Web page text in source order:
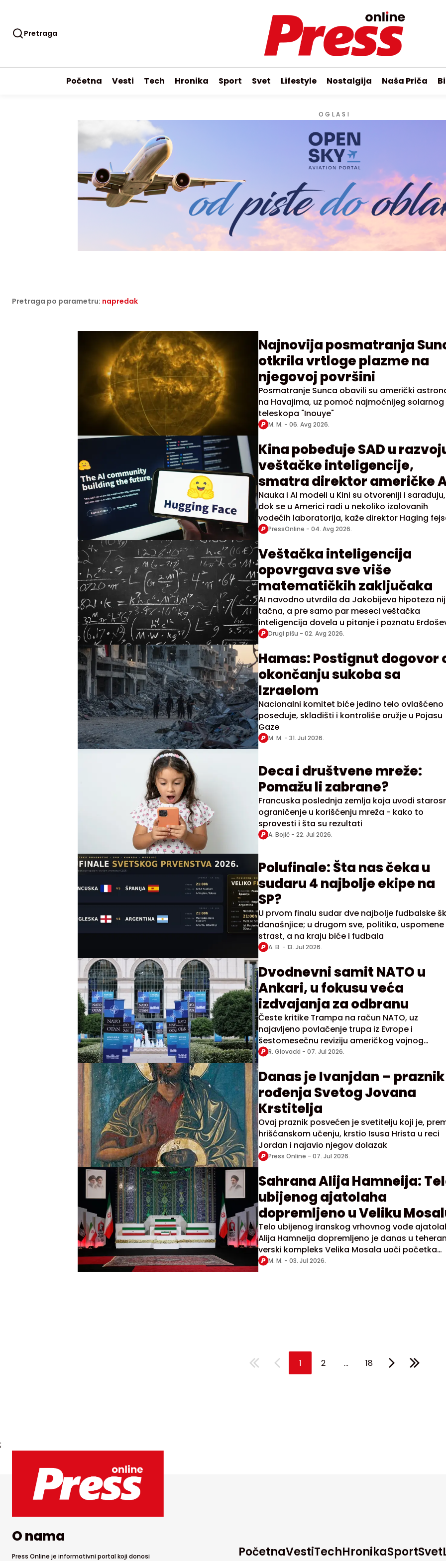
Pretraga
Početna Vesti Tech Hronika Sport Svet Lifestyle Nostalgija Naša Priča
OGLASI
Pretraga po parametru: napredak
Najnovija posmatranja
otkrila vrtloge plazme na
njegovoj površini
Posmatranje Sunca obavili su američki
na Havajima, uz pomoć najmoćnijeg solarnog
teleskopa "Inouye"
M. M. - 06. Avg 2026.
Kina pobeđuje SAD u
veštačke inteligencije,
smatra direktor američke
kompanije
Nauka i AI modeli u Kini su otvoreniji i sarađuju,
dok se u Americi radi u nekoliko izolovanih
vodećih laboratorija, kaže direktor Haging
PressOnline - 04. Avg 2026.
Veštačka inteligencija
opovrgava sve više
matematičkih zaključaka
AI navodno utvrdila da Jakobijeva hipoteza
tačna, a pre samo par meseci veštačka
inteligencija dovela u pitanje i poznatu
hipotezu, obe stare bezmalo 100 godina
Drugi pišu - 02. Avg 2026.
Hamas: Postignut dogovor
okončanju sukoba sa
Izraelom
Nacionalni komitet biće jedino telo ovlašćeno
poseduje, skladišti i kontroliše oružje u Pojasu
Gaze
M. M. - 31. Jul 2026.
Deca i društvene mreže:
Pomažu li zabrane?
Francuska poslednja zemlja koja uvodi
ograničenje u korišćenju mreža - kako to
sprovesti i šta su rezultati
A. Bojić - 22. Jul 2026.
Polufinale: Šta nas čeka u
sudaru 4 najbolje ekipe na
SP?
U prvom finalu sudar dve najbolje fudbalske
današnjice; u drugom sve, politika, uspomene
strast, a na kraju biće i fudbala
A. B. - 13. Jul 2026.
Dvodnevni samit NATO u
Ankari, u fokusu veća
izdvajanja za odbranu
Česte kritike Trampa na račun NATO, uz
najavljeno povlačenje trupa iz Evrope i
šestomesečnu reviziju američkog vojnog
prisustva na kontinentu, doprinele su
R. Glovacki - 07. Jul 2026.
Danas je Ivanjdan – praznik
rođenja Svetog Jovana
Krstitelja
Ovaj praznik posvećen je svetitelju koji je,
hrišćanskom učenju, krstio Isusa Hrista u reci
Jordan i najavio njegov dolazak
Press Online - 07. Jul 2026.
Sahrana Alija Hamneija:
ubijenog ajatolaha
dopremljeno u Veliku
Telo ubijenog iranskog vrhovnog vođe
Alija Hamneija dopremljeno je danas u
verski kompleks Velika Mosala uoči početka
višednevnih pogrebnih ceremonija
M. M. - 03. Jul 2026.
1 2 ... 18
;
O nama
Press Online je informativni portal koji donosi PočetnaVestiTechHronikaSportSvet